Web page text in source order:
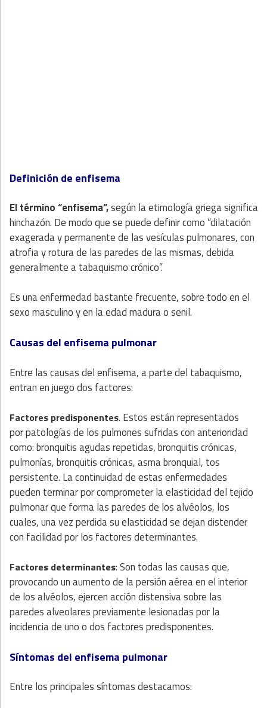
Definición de enfisema
El término “enfisema”,según la etimología griega significa
hinchazón. De modo que se puede definir como “dilatación
exagerada y permanente de las vesículas pulmonares, con
atrofia y rotura de las paredes de las mismas, debida
generalmente a tabaquismo crónico”.
Es una enfermedad bastante frecuente, sobre todo en el
sexo masculino y en la edad madura o senil.
Causas del enfisema pulmonar
Entre las causas del enfisema, a parte del tabaquismo,
entran en juego dos factores:
Factores predisponentes. Estos están representados
por patologías de los pulmones sufridas con anterioridad
como: bronquitis agudas repetidas, bronquitis crónicas,
pulmonías, bronquitis crónicas, asma bronquial, tos
persistente. La continuidad de estas enfermedades
pueden terminar por comprometer la elasticidad del tejido
pulmonar que forma las paredes de los alvéolos, los
cuales, una vez perdida su elasticidad se dejan distender
con facilidad por los factores determinantes.
Factores determinantes: Son todas las causas que,
provocando un aumento de la persión aérea en el interior
de los alvéolos, ejercen acción distensiva sobre las
paredes alveolares previamente lesionadas por la
incidencia de uno o dos factores predisponentes.
Síntomas del enfisema pulmonar
Entre los principales síntomas destacamos: